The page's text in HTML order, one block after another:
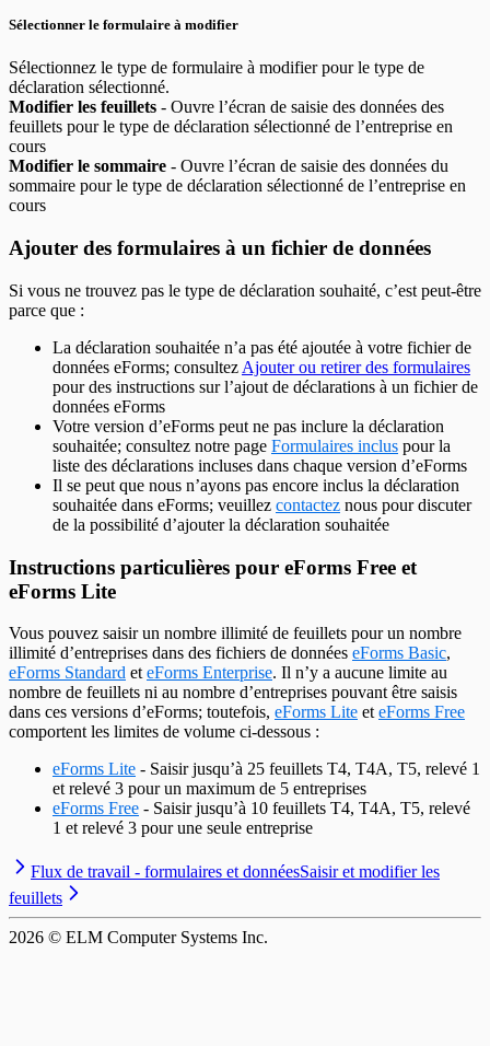
Sélectionner le formulaire à modifier
Sélectionnez le type de formulaire à modifier pour le type de
déclaration sélectionné.
Modifier les feuillets - Ouvre l’écran de saisie des données des
feuillets pour le type de déclaration sélectionné de l’entreprise en
cours
Modifier le sommaire - Ouvre l’écran de saisie des données du
sommaire pour le type de déclaration sélectionné de l’entreprise en
cours
Ajouter des formulaires à un fichier de données
Si vous ne trouvez pas le type de déclaration souhaité, c’est peut-être
parce que :
La déclaration souhaitée n’a pas été ajoutée à votre fichier de
données eForms; consultez Ajouter ou retirer des formulaires
pour des instructions sur l’ajout de déclarations à un fichier de
données eForms
Votre version d’eForms peut ne pas inclure la déclaration
souhaitée; consultez notre page Formulaires inclus pour la
liste des déclarations incluses dans chaque version d’eForms
Il se peut que nous n’ayons pas encore inclus la déclaration
souhaitée dans eForms; veuillez contactez nous pour discuter
de la possibilité d’ajouter la déclaration souhaitée
Instructions particulières pour eForms Free et
eForms Lite
Vous pouvez saisir un nombre illimité de feuillets pour un nombre
illimité d’entreprises dans des fichiers de données eForms Basic,
eForms Standard et eForms Enterprise. Il n’y a aucune limite au
nombre de feuillets ni au nombre d’entreprises pouvant être saisis
dans ces versions d’eForms; toutefois, eForms Lite et eForms Free
comportent les limites de volume ci-dessous :
eForms Lite - Saisir jusqu’à 25 feuillets T4, T4A, T5, relevé 1
et relevé 3 pour un maximum de 5 entreprises
eForms Free - Saisir jusqu’à 10 feuillets T4, T4A, T5, relevé
1 et relevé 3 pour une seule entreprise
Flux de travail - formulaires et donnéesSaisir et modifier les
feuillets
2026 © ELM Computer Systems Inc.